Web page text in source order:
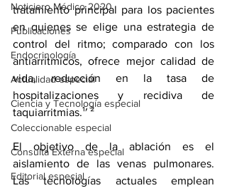
Noticiero Médico 2020
Publicaciones
Endocrinología
Actualidad especial
Ciencia y Tecnología especial
Coleccionable especial
Consulta Externa especial
Editorial especial
tratamiento principal para los pacientes
en quienes se elige una estrategia de
control del ritmo; comparado con los
antiarrítmicos, ofrece mejor calidad de
vida, reducción en la tasa de
hospitalizaciones y recidiva de
taquiarritmias.¹′ ²
El objetivo de la ablación es el
aislamiento de las venas pulmonares.
Las tecnologías actuales emplean